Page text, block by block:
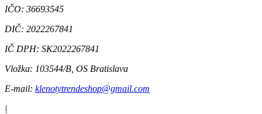
IČO: 36693545
DIČ: 2022267841
IČ DPH: SK2022267841
Vložka: 103544/B, OS Bratislava
E-mail: klenotytrendeshop@gmail.com
|